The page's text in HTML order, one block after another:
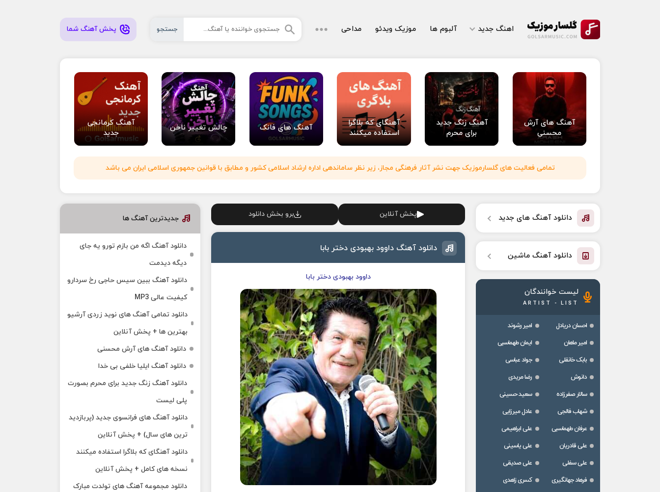
اهنگ جدید آلبوم ها موزیک ویدئو مداحی جستجو پخش آهنگ شما
آهنگ های آرش
محسنی
آهنگ زنگ جدید
برای محرم
آهنگای که بلاگرا
استفاده میکنند
آهنگ های فانک چالش تغییر ناخن
آهنگ کرمانجی
جدید
تمامی فعالیت های گلسارموزیک جهت نشر آثار فرهنگی مجاز، زیر نظر ساماندهی اداره ارشاد اسلامی کشور و مطابق با قوانین جمهوری اسلامی ایران می باشد
پخش آنلاین برو بخش دانلود
دانلود آهنگ داوود بهبودی دختر بابا
داوود بهبودی دختر بابا
دانلود آهنگ های جدید
دانلود آهنگ ماشین
لیست خوانندگان
ARTIST - LIST
احسان دریادل
امیر رشوند
امیر ماهان
ایمان طهماسبی
بابک خانقلی
جواد عباسی
دانوش
رضا مریدی
سالار صفرزاده
سعید حسینی
شهاب فالجی
عادل میرزایی
عرفان طهماسبی
علی ابراهیمی
علی قادریان
علی یاسینی
علی سفلی
علی صدیقی
فرهاد جهانگیری
کسری زاهدی
جدیدترین آهنگ ها
دانلود آهنگ اگه من بازم تورو یه جای
دیگه دیدمت
دانلود آهنگ ببین سیس حاجی رخ سردارو
کیفیت عالی MP3
دانلود تمامی آهنگ های نوید زردی آرشیو
بهترین ها + پخش آنلاین
دانلود آهنگ های آرش محسنی
دانلود آهنگ ایلیا خلفی بی خدا
دانلود آهنگ زنگ جدید برای محرم بصورت
پلی لیست
دانلود آهنگ های فرانسوی جدید (پربازدید
ترین های سال) + پخش آنلاین
دانلود آهنگای که بلاگرا استفاده میکنند
نسخه های کامل + پخش آنلاین
دانلود مجموعه آهنگ های تولدت مبارک